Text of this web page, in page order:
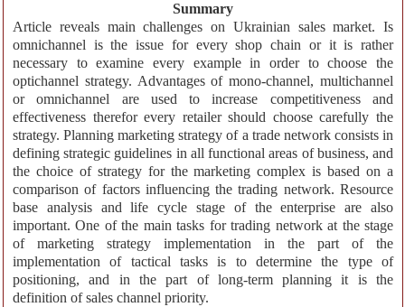
Summary
Article reveals main challenges on Ukrainian sales market. Is
omnichannel is the issue for every shop chain or it is rather
necessary to examine every example in order to choose the
optichannel strategy. Advantages of mono-channel, multichannel
or omnichannel are used to increase competitiveness and
effectiveness therefor every retailer should choose carefully the
strategy. Planning marketing strategy of a trade network consists in
defining strategic guidelines in all functional areas of business, and
the choice of strategy for the marketing complex is based on a
comparison of factors influencing the trading network. Resource
base analysis and life cycle stage of the enterprise are also
important. One of the main tasks for trading network at the stage
of marketing strategy implementation in the part of the
implementation of tactical tasks is to determine the type of
positioning, and in the part of long-term planning it is the
definition of sales channel priority.